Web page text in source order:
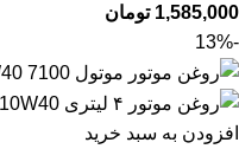
1,585,000 تومان
-13%
افزودن به سبد خرید